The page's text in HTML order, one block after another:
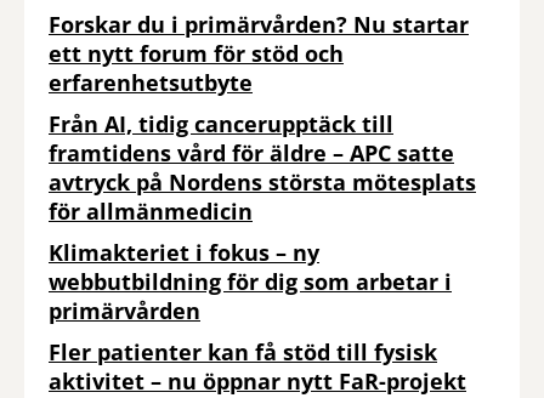
Forskar du i primärvården? Nu startar
ett nytt forum för stöd och
erfarenhetsutbyte
Från AI, tidig cancerupptäck till
framtidens vård för äldre – APC satte
avtryck på Nordens största mötesplats
för allmänmedicin
Klimakteriet i fokus – ny
webbutbildning för dig som arbetar i
primärvården
Fler patienter kan få stöd till fysisk
aktivitet – nu öppnar nytt FaR-projekt